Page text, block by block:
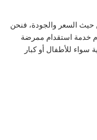
حيث السعر والجودة، فنحن
خدمة استقدام ممرضة
للأطفال أو كبار